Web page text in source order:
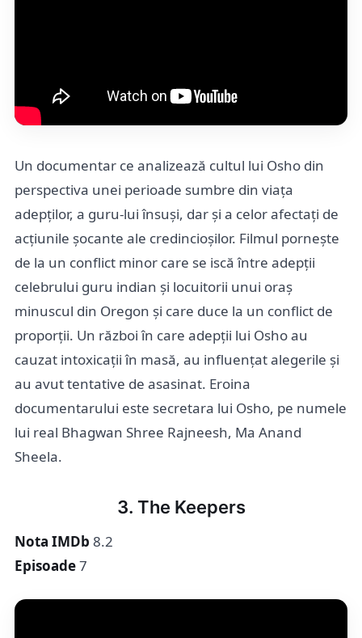
Un documentar ce analizează cultul lui Osho din
perspectiva unei perioade sumbre din viața
adepților, a guru-lui însuși, dar și a celor afectați de
acțiunile șocante ale credincioșilor. Filmul pornește
de la un conflict minor care se iscă între adepții
celebrului guru indian și locuitorii unui oraș
minuscul din Oregon și care duce la un conflict de
proporții. Un război în care adepții lui Osho au
cauzat intoxicații în masă, au influențat alegerile și
au avut tentative de asasinat. Eroina
documentarului este secretara lui Osho, pe numele
lui real Bhagwan Shree Rajneesh, Ma Anand
Sheela.
3. The Keepers
Nota IMDb 8.2
Episoade7